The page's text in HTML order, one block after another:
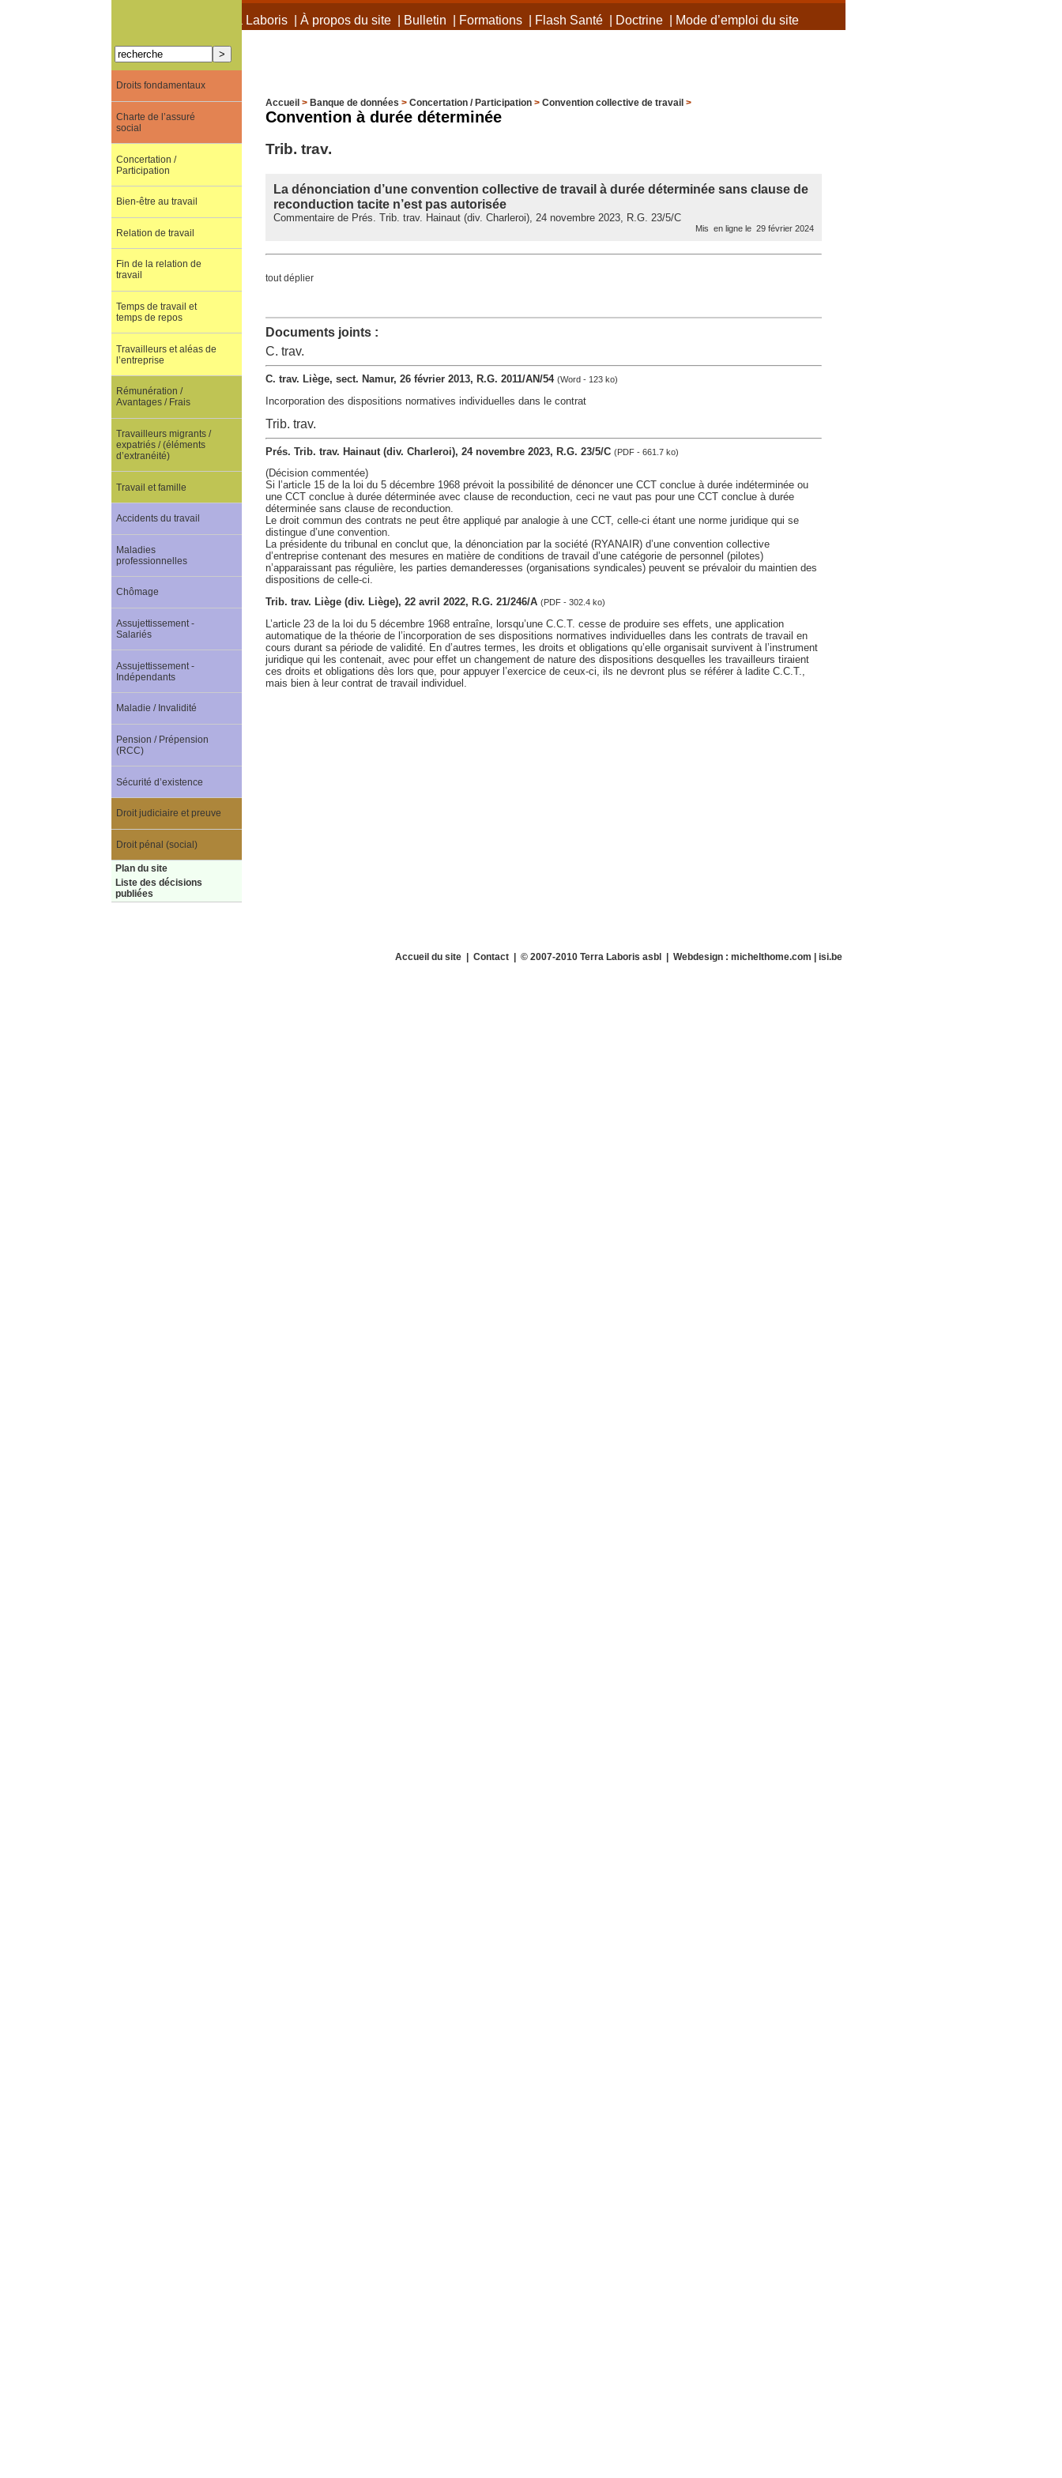
À propos de Terra Laboris| À propos du site| Bulletin Formations| Flash Santé| Doctrine| Mode d’emploi du site
Accueil > Banque de données > Concertation / Participation> Convention collective de travail >
Convention à durée déterminée
Trib. trav.
La dénonciation d’une convention collective de travail à durée déterminée sans clause de
reconduction tacite n’est pas autorisée
Commentaire de Prés. Trib. trav. Hainaut (div. Charleroi), 24 novembre 2023, R.G. 23/5/C
Mis en ligne le 29 février 2024
tout déplier
Documents joints :
C. trav.
C. trav. Liège, sect. Namur, 26 février 2013, R.G. 2011/AN/54 (Word - 123 ko)
Incorporation des dispositions normatives individuelles dans le contrat
Trib. trav.
Prés. Trib. trav. Hainaut (div. Charleroi), 24 novembre 2023, R.G. 23/5/C (PDF - 661.7 ko)
(Décision commentée)
Si l’article 15 de la loi du 5 décembre 1968 prévoit la possibilité de dénoncer une CCT conclue à durée indéterminée ou
une CCT conclue à durée déterminée avec clause de reconduction, ceci ne vaut pas pour une CCT conclue à durée
déterminée sans clause de reconduction.
Le droit commun des contrats ne peut être appliqué par analogie à une CCT, celle-ci étant une norme juridique qui se
distingue d’une convention.
La présidente du tribunal en conclut que, la dénonciation par la société (RYANAIR) d’une convention collective
d’entreprise contenant des mesures en matière de conditions de travail d’une catégorie de personnel (pilotes)
n’apparaissant pas régulière, les parties demanderesses (organisations syndicales) peuvent se prévaloir du maintien des
dispositions de celle-ci.
Trib. trav. Liège (div. Liège), 22 avril 2022, R.G. 21/246/A (PDF - 302.4 ko)
L’article 23 de la loi du 5 décembre 1968 entraîne, lorsqu’une C.C.T. cesse de produire ses effets, une application
automatique de la théorie de l’incorporation de ses dispositions normatives individuelles dans les contrats de travail en
cours durant sa période de validité. En d’autres termes, les droits et obligations qu’elle organisait survivent à l’instrument
juridique qui les contenait, avec pour effet un changement de nature des dispositions desquelles les travailleurs tiraient
ces droits et obligations dès lors que, pour appuyer l’exercice de ceux-ci, ils ne devront plus se référer à ladite C.C.T.,
mais bien à leur contrat de travail individuel.
Droits fondamentaux
Charte de l’assuré
social
Concertation /
Participation
Bien-être au travail
Relation de travail
Fin de la relation de
travail
Temps de travail et
temps de repos
Travailleurs et aléas de
l’entreprise
Rémunération /
Avantages / Frais
Travailleurs migrants /
expatriés / (éléments
d’extranéité)
Travail et famille
Accidents du travail
Maladies
professionnelles
Chômage
Assujettissement -
Salariés
Assujettissement -
Indépendants
Maladie / Invalidité
Pension / Prépension
(RCC)
Sécurité d’existence
Droit judiciaire et preuve
Droit pénal (social)
Plan du site
Liste des décisions
publiées
Accueil du site| Contact| © 2007-2010 Terra Laboris asbl | Webdesign : michelthome.com | isi.be